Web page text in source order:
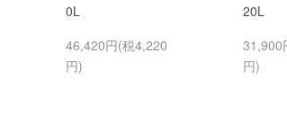
0L
46,420円(税4,220
円)
20L
31,900
円)